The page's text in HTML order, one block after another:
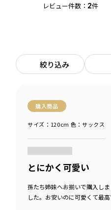
レビュー件数： 2件
絞り込み
購入商品
サイズ：120cm 色：サックス
とにかく可愛い
孫たち姉妹へお揃いで購入し
した。お安いのに可愛くて最高